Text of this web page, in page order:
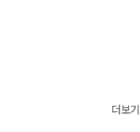
더보기